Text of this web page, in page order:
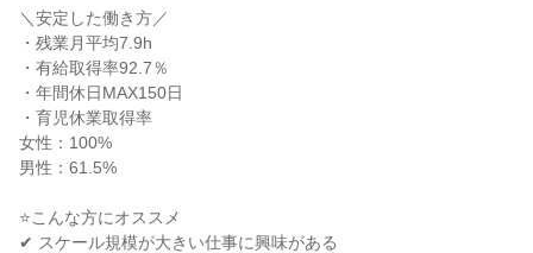
＼安定した働き方／
・残業月平均7.9h
・有給取得率92.7％
・年間休日MAX150日
・育児休業取得率
女性：100%
男性：61.5%
⭐こんな方にオススメ
✔ スケール規模が大きい仕事に興味がある